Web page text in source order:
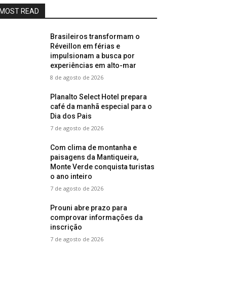
MOST READ
Brasileiros transformam o
Réveillon em férias e
impulsionam a busca por
experiências em alto-mar
8 de agosto de 2026
Planalto Select Hotel prepara
café da manhã especial para o
Dia dos Pais
7 de agosto de 2026
Com clima de montanha e
paisagens da Mantiqueira,
Monte Verde conquista turistas
o ano inteiro
7 de agosto de 2026
Prouni abre prazo para
comprovar informações da
inscrição
7 de agosto de 2026